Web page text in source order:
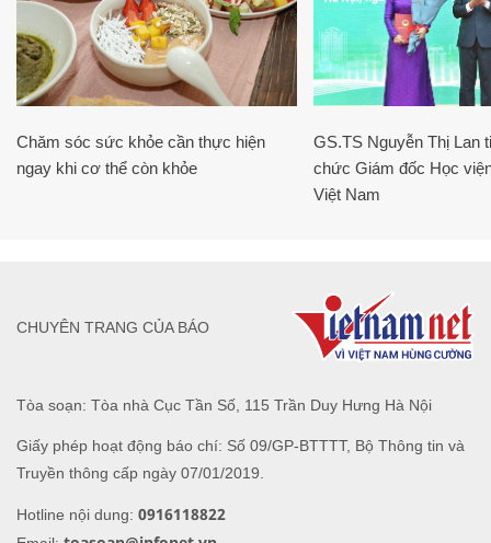
Chăm sóc sức khỏe cần thực hiện
ngay khi cơ thể còn khỏe
GS.TS Nguyễn Thị Lan
chức Giám đốc Học
Việt Nam
Tòa soạn: Tòa nhà Cục Tần Số, 115 Trần Duy Hưng Hà Nội
Giấy phép hoạt động báo chí: Số 09/GP-BTTTT, Bộ Thông tin và
Truyền thông cấp ngày 07/01/2019.
Hotline nội dung: 0916118822
CHUYÊN TRANG CỦA BÁO